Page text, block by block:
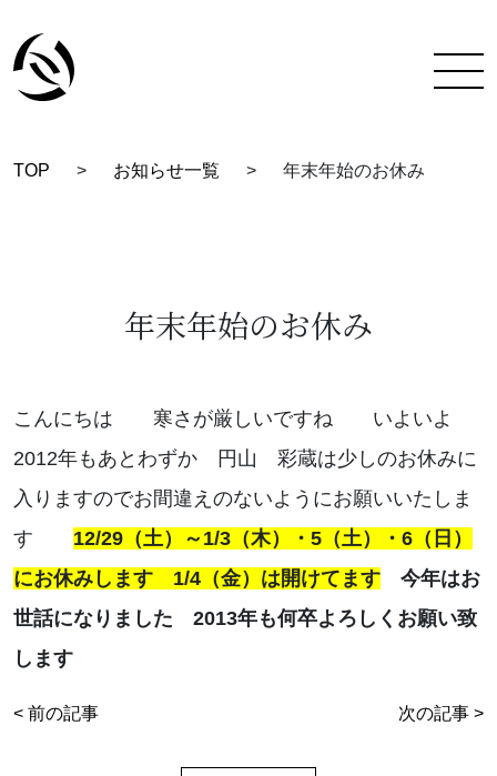
教室一覧
スタッフ紹介
お知らせ
ブログ
TOP > お知らせ一覧 > 年末年始のお休み
年末年始のお休み
こんにちは 寒さが厳しいですね いよいよ
2012年もあとわずか 円山 彩蔵は少しのお休みに
入りますのでお間違えのないようにお願いいたしま
す 12/29（土）～1/3（木）・5（土）・6（日）
にお休みします 1/4（金）は開けてます 今年はお
世話になりました 2013年も何卒よろしくお願い致
します
< 前の記事 次の記事 >